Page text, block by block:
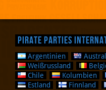
Pirate Parties
Argentinien
Weißrussland
Chile
Kolumbien
Estland
Finnland